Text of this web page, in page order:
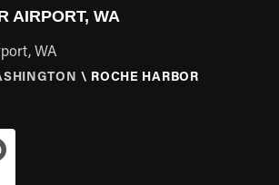
AIRPORT, WA
WA
\ ROCHE HARBOR
VER ESPECIFICACIONES DE LA MOTO